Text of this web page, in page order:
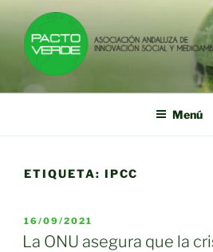
contenido
PACTO VERDE
Asociación Andaluza de Innovación
Menú
ETIQUETA: IPCC
PUBLICADO
EL
16/09/2021
La ONU asegura que la